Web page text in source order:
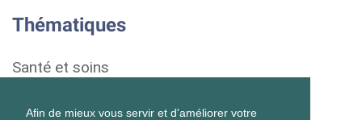
Afin de mieux vous servir et d'améliorer votre
Thématiques
Santé et soins
Droits et démarches